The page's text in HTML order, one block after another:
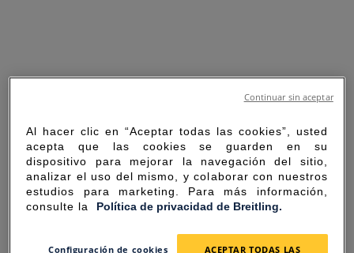
SORRY FOR THE
Al hacer clic en “Aceptar todas las cookies”, usted
acepta que las cookies se guarden en su
dispositivo para mejorar la navegación del sitio,
analizar el uso del mismo, y colaborar con nuestros
estudios para marketing. Para más información,
consulte la Política de privacidad de Breitling.
Configuración de cookies
ACEPTAR TODAS LAS
Continuar sin aceptar